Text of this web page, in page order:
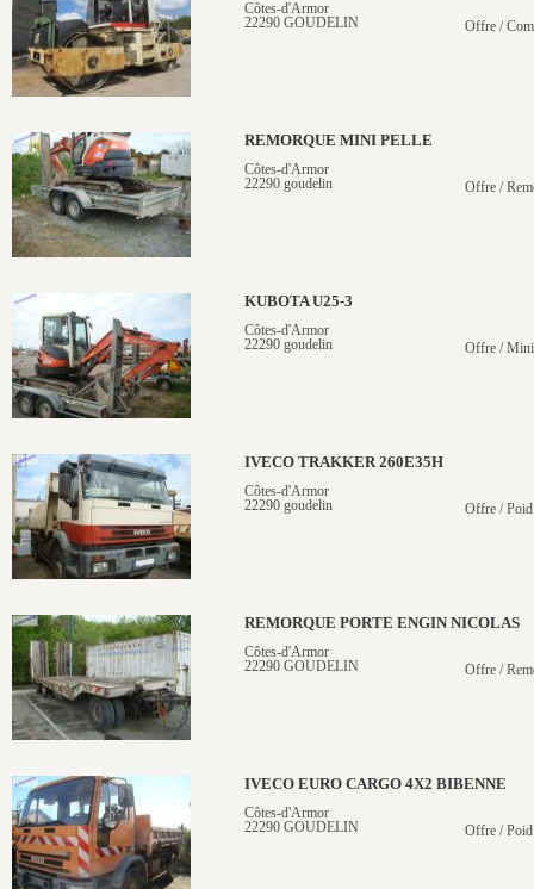
Côtes-d'Armor
22290 GOUDELIN
Offre /
REMORQUE MINI PELLE
Côtes-d'Armor
22290 goudelin
Offre /
KUBOTA U25-3
Côtes-d'Armor
22290 goudelin
Offre /
IVECO TRAKKER 260E35H
Côtes-d'Armor
22290 goudelin
Offre /
REMORQUE PORTE ENGIN NICOLAS
Côtes-d'Armor
22290 GOUDELIN
Offre /
IVECO EURO CARGO 4X2 BIBENNE
Côtes-d'Armor
22290 GOUDELIN
Offre /